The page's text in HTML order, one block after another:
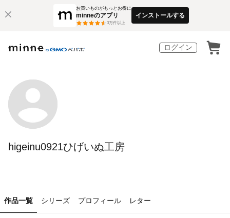
お買いものがもっとお得に
minneのアプリ
3万件以上
インストールする
ログイン
higeinu0921ひげいぬ工房
作品一覧 シリーズ プロフィール レター